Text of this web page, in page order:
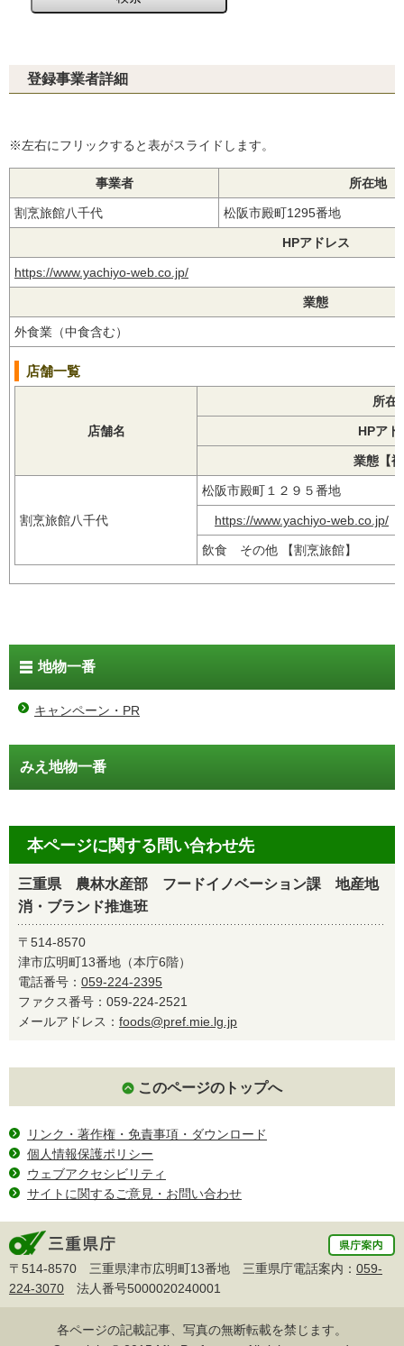
登録事業者詳細
※左右にフリックすると表がスライドします。
事業者 所在地
割烹旅館八千代 松阪市殿町1295番地
HPアドレス
https://www.yachiyo-web.co.jp/
業態
外食業（中食含む）
店舗一覧
店舗名
所在
HPアド
業態【
割烹旅館八千代
松阪市殿町１２９５番地
https://www.yachiyo-web.co.jp/
飲食 その他 【割烹旅館】
地物一番
キャンペーン・PR
みえ地物一番
本ページに関する問い合わせ先
三重県 農林水産部 フードイノベーション課 地産地
消・ブランド推進班
〒514-8570
津市広明町13番地（本庁6階）
電話番号： 059-224-2395
ファクス番号：059-224-2521
メールアドレス： foods@pref.mie.lg.jp
このページのトップへ
リンク・著作権・免責事項・ダウンロード
個人情報保護ポリシー
ウェブアクセシビリティ
サイトに関するご意見・お問い合わせ
〒514-8570 三重県津市広明町13番地 三重県庁電話案内： 059-
224-3070 法人番号5000020240001
各ページの記載記事、写真の無断転載を禁じます。